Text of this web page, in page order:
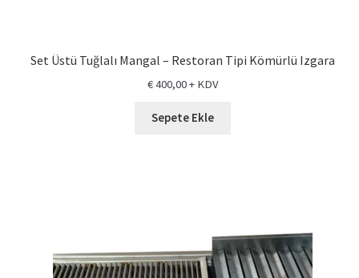
Set Üstü Tuğlalı Mangal – Restoran Tipi Kömürlü Izgara
€400,00+ KDV
Sepete Ekle